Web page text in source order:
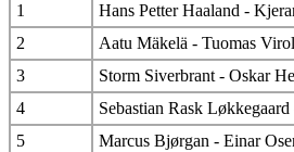
1
Hans Petter Haaland -
2
Aatu Mäkelä - Tuomas
3
Storm Siverbrant - Oskar
4
Sebastian Rask
5
Marcus Bjørgan - Einar